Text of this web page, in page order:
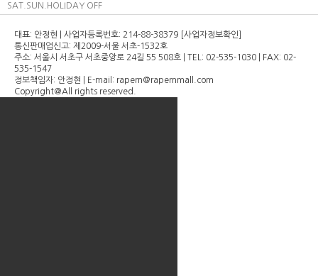
SAT.SUN.HOLIDAY OFF
대표: 안정현 | 사업자등록번호: 214-88-38379 [사업자정보확인]
통신판매업신고: 제2009-서울 서초-1532호
주소: 서울시 서초구 서초중앙로 24길 55 508호 | TEL: 02-535-1030 | FAX: 02-
535-1547
정보책임자: 안정현 | E-mail: rapern@rapernmall.com
Copyright＠All rights reserved.